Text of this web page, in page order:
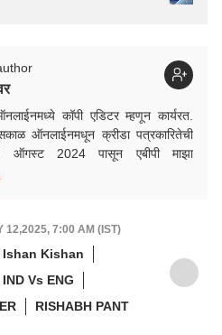
कॉपी एडिटर म्हणून कार्यरत.
ऑनलाईनमधून क्रीडा पत्रकारितेची
ऑगस्ट 2024 पासून एबीपी माझा
क्रीडा क्षेत्रात आवड, गेल्या काही
12,2025, 7:00 AM (IST)
Ishan Kishan
IND Vs ENG
RISHABH PANT